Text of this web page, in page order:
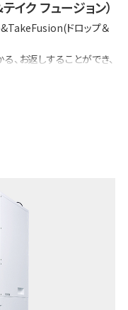
ク フュージョン）
ドロップ＆
お返しすることができ、
同時に、人手不足の解消
つながります。
け、引き取ることがで